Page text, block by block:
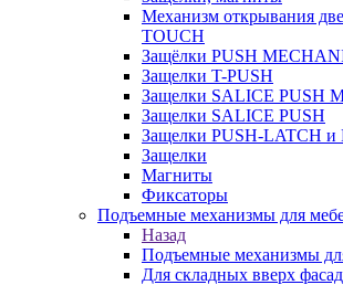
Механизм открывания
TOUCH
Защёлки PUSH
Защелки T-PUSH
Защелки SALICE PUSH
Защелки SALICE PUSH
Защелки PUSH-LATCH и
Защелки
Магниты
Фиксаторы
Подъемные механизмы для
Назад
Подъемные механизмы
Для складных вверх